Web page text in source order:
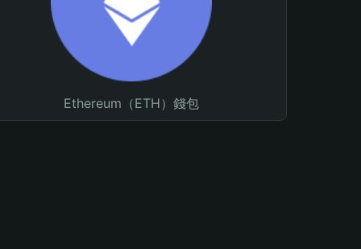
Ethereum（ETH）錢包